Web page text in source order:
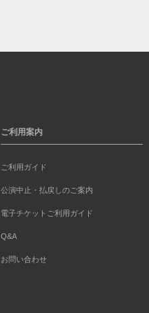
ご利用案内
ご利用ガイド
公演中止・払戻しのご案内
電子チケットご利用ガイド
Q&A
お問い合わせ